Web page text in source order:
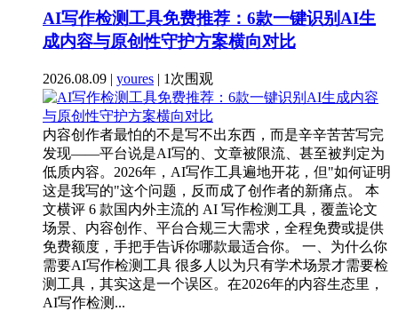
AI写作检测工具免费推荐：6款一键识别AI生
成内容与原创性守护方案横向对比
2026.08.09 | youres | 1次围观
内容创作者最怕的不是写不出东西，而是辛辛苦苦写完
发现——平台说是AI写的、文章被限流、甚至被判定为
低质内容。2026年，AI写作工具遍地开花，但"如何证明
这是我写的"这个问题，反而成了创作者的新痛点。 本
文横评 6 款国内外主流的 AI 写作检测工具，覆盖论文
场景、内容创作、平台合规三大需求，全程免费或提供
免费额度，手把手告诉你哪款最适合你。 一、为什么你
需要AI写作检测工具 很多人以为只有学术场景才需要检
测工具，其实这是一个误区。在2026年的内容生态里，
AI写作检测...